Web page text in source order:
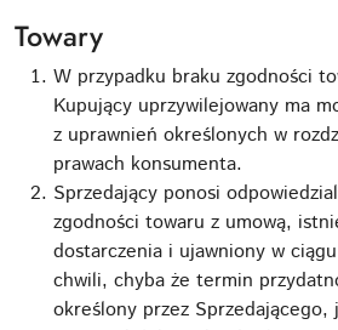
Towary
W przypadku braku zgodności
Kupujący uprzywilejowany ma
z uprawnień określonych w
prawach konsumenta.
Sprzedający ponosi
zgodności towaru z umową,
dostarczenia i ujawniony w
chwili, chyba że termin
określony przez